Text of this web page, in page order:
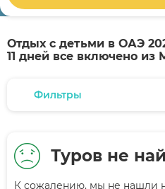
Отдых с детьми в ОАЭ
11 дней все включено из
Фильтры
Туров не
К сожалению, мы не нашли